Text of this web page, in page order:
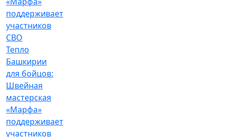
Тепло
Башкирии
для бойцов:
Швейная
мастерская
«Марфа»
поддерживает
участников